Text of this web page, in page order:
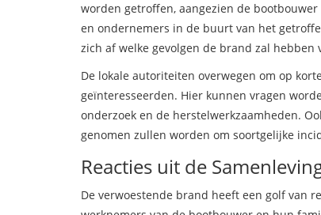
worden getroffen, aangezien de
en ondernemers in de buurt van het
zich af welke gevolgen de brand zal hebben
De lokale autoriteiten overwegen om op
geïnteresseerden. Hier kunnen vragen
onderzoek en de herstelwerkzaamheden.
genomen zullen worden om soortgelijke
Reacties uit de
De verwoestende brand heeft een golf van